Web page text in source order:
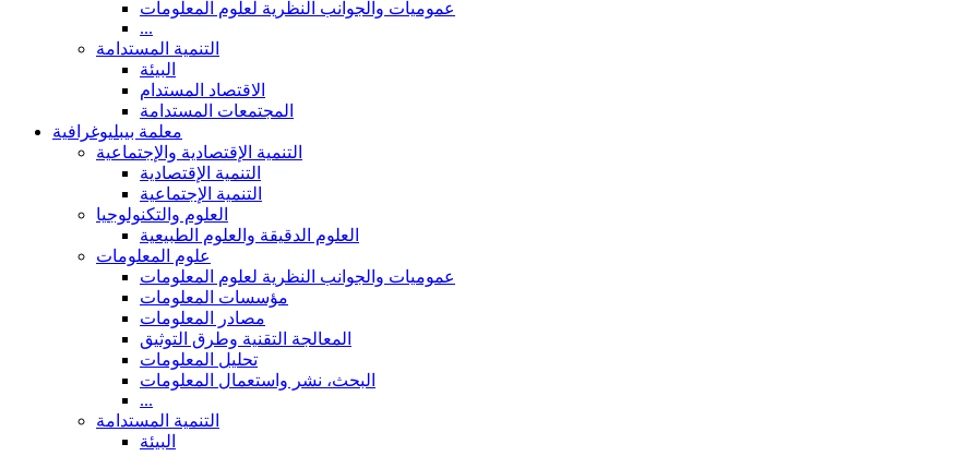
عموميات والجوانب النظرية لعلوم المعلومات
...
التنمية المستدامة
البيئة
الاقتصاد المستدام
المجتمعات المستدامة
معلمة بيبليوغرافية
التنمية الإقتصادية والإجتماعية
التنمية الإقتصادية
التنمية الإجتماعية
العلوم والتكنولوجيا
العلوم الدقيقة والعلوم الطبيعية
علوم المعلومات
عموميات والجوانب النظرية لعلوم المعلومات
مؤسسات المعلومات
مصادر المعلومات
المعالجة التقنية وطرق التوثيق
تحليل المعلومات
البحث، نشر واستعمال المعلومات
...
التنمية المستدامة
البيئة